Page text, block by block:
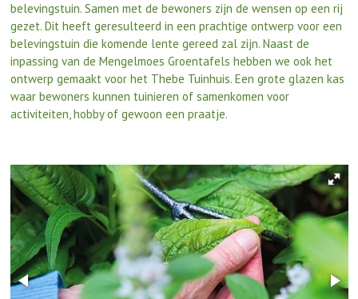
belevingstuin. Samen met de bewoners zijn de wensen op een rij
gezet. Dit heeft geresulteerd in een prachtige ontwerp voor een
belevingstuin die komende lente gereed zal zijn. Naast de
inpassing van de Mengelmoes Groentafels hebben we ook het
ontwerp gemaakt voor het Thebe Tuinhuis. Een grote glazen kas
waar bewoners kunnen tuinieren of samenkomen voor
activiteiten, hobby of gewoon een praatje.